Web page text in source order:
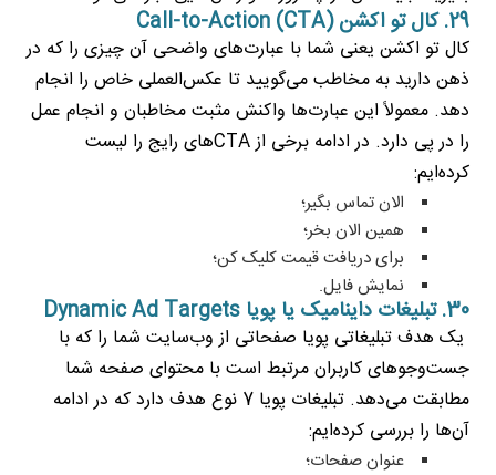
29. کال تو اکشن Call-to-Action (CTA)
کال تو اکشن یعنی شما با عبارت‌های واضحی آن چیزی را که در
ذهن دارید به مخاطب می‌گویید تا عکس‌العملی خاص را انجام
دهد. معمولاً این عبارت‌ها واکنش مثبت مخاطبان و انجام عمل
را در پی دارد. در ادامه برخی از CTAهای رایج را لیست
کرده‌ایم:
الان تماس بگیر؛
همین الان بخر؛
برای دریافت قیمت کلیک کن؛
نمایش فایل.
30. تبلیغات داینامیک یا پویا Dynamic Ad Targets
یک هدف تبلیغاتی پویا صفحاتی از وب‌سایت شما را که با
جست‌وجوهای کاربران مرتبط است با محتوای صفحه شما
مطابقت می‌دهد. تبلیغات پویا 7 نوع هدف دارد که در ادامه
آن‌ها را بررسی کرده‌ایم:
عنوان صفحات؛